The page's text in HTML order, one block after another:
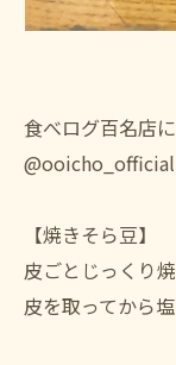
食べログ百名店
@ooicho_official
【焼きそら豆】
皮ごとじっくり焼
皮を取ってから